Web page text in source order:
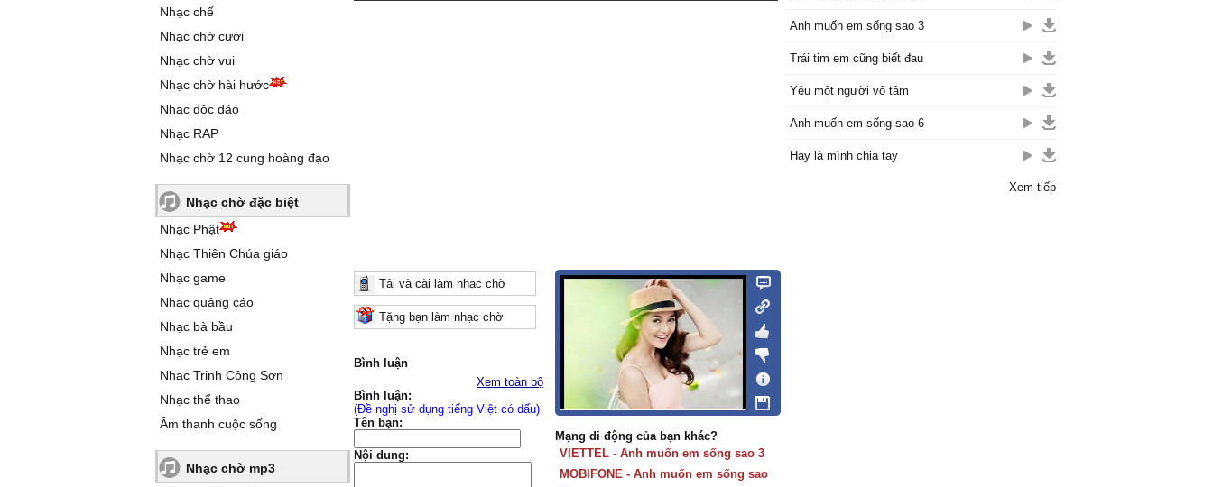
Nhạc chế
Nhạc chờ cười
Nhạc chờ vui
Nhạc chờ hài hước
Nhạc độc đáo
Nhạc RAP
Nhạc chờ 12 cung hoàng đạo
Nhạc chờ đặc biệt
Nhạc Phật
Nhạc Thiên Chúa giáo
Nhạc game
Nhạc quảng cáo
Nhạc bà bầu
Nhạc trẻ em
Nhạc Trịnh Công Sơn
Nhạc thể thao
Âm thanh cuộc sống
Nhạc chờ mp3
Tải và cài làm nhạc chờ
Tặng bạn làm nhạc chờ
Bình luận
Xem toàn bộ
Bình luận:
(Đề nghị sử dụng tiếng Việt có dấu)
Tên bạn:
Nội dung:
Mạng di động của bạn khác?
VIETTEL - Anh muốn em sống sao 3
MOBIFONE - Anh muốn em sống sao
Anh muốn em sống sao 3
Trái tim em cũng biết đau
Yêu một người vô tâm
Anh muốn em sống sao 6
Hay là mình chia tay
Xem tiếp